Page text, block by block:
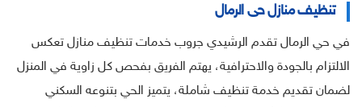
تنظيف منازل حى الرمال
في حي الرمال تقدم الرشيدي جروب خدمات تنظيف منازل تعكس
الالتزام بالجودة والاحترافية، يهتم الفريق بفحص كل زاوية في المنزل
لضمان تقديم خدمة تنظيف شاملة، يتميز الحي بتنوعه السكني